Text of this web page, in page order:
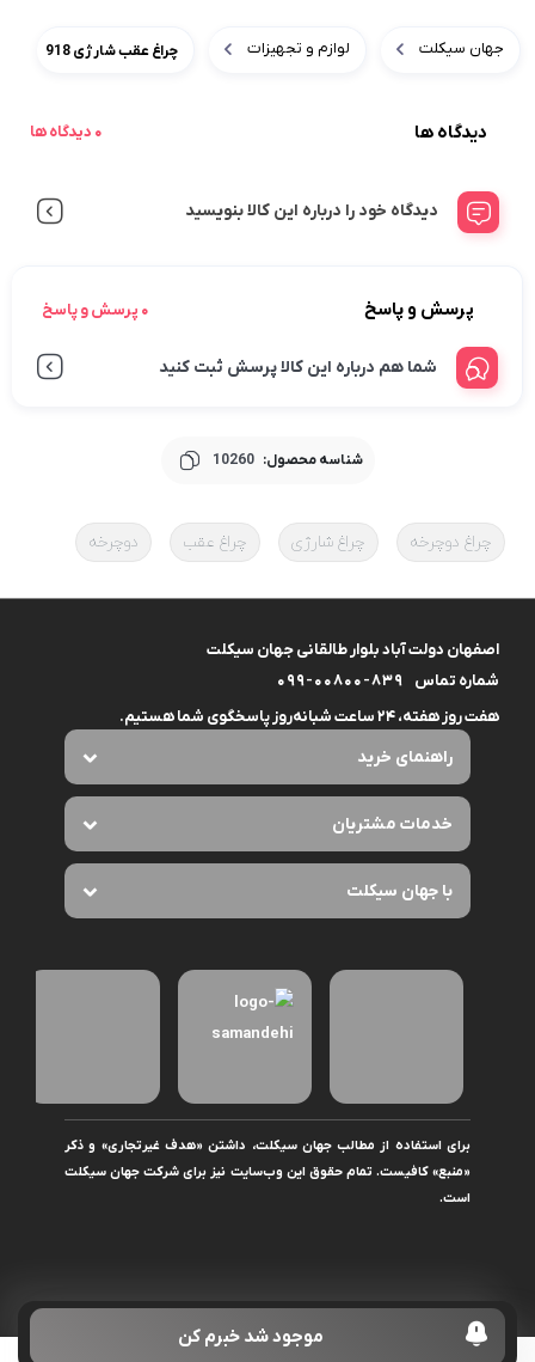
موجود شد خبرم کن
جهان سیکلت لوازم و تجهیزات چراغ عقب شارژی 918
دیدگاه ها 0 دیدگاه ها
دیدگاه خود را درباره این کالا بنویسید
پرسش و پاسخ 0 پرسش و پاسخ
شما هم درباره این کالا پرسش ثبت کنید
شناسه محصول: 10260
چراغ دوچرخه چراغ شارژی چراغ عقب دوچرخه
اصفهان دولت آباد بلوار طالقانی جهان سیکلت
شماره تماس
099-00800-839
هفت روز هفته، ۲۴ ساعت شبانه‌روز پاسخگوی شما هستیم.
راهنمای خرید
خدمات مشتریان
با جهان سیکلت
برای استفاده از مطالب جهان سیکلت، داشتن «هدف غیرتجاری» و ذکر
«منبع» کافیست. تمام حقوق اين وب‌سايت نیز برای شرکت جهان سیکلت
است.